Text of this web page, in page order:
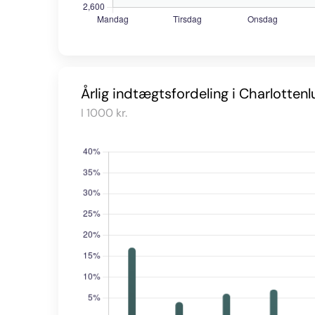
Årlig indtægtsfordeling i
I 1000 kr.